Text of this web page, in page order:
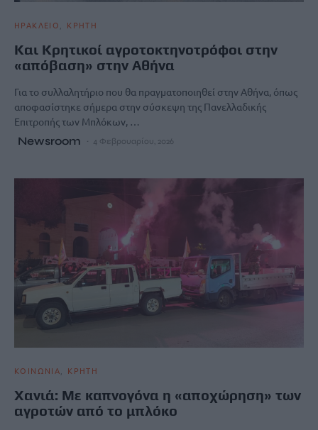
ΗΡΑΚΛΕΙΟ ΚΡΗΤΗ
Και Κρητικοί αγροτοκτηνοτρόφοι στην
«απόβαση» στην Αθήνα
Για το συλλαλητήριο που θα πραγματοποιηθεί στην Αθήνα, όπως
αποφασίστηκε σήμερα στην σύσκεψη της Πανελλαδικής
Επιτροπής των Μπλόκων, …
Newsroom 4 Φεβρουαρίου, 2026
ΚΟΙΝΩΝΙΑ ΚΡΗΤΗ
Χανιά: Με καπνογόνα η «αποχώρηση» των
αγροτών από το μπλόκο